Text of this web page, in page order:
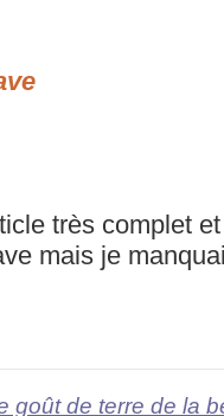
très complet
mais je
goût de terre de la